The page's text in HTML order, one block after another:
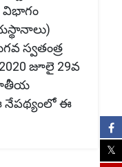
విభాగం
స్వతంత్ర
జూలై 29వ
జాతీయ
నేపథ్యంలో ఈ